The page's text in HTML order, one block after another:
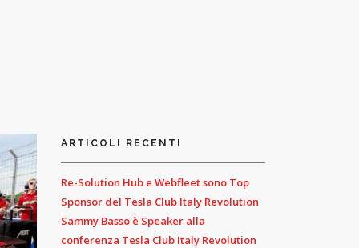
ARTICOLI RECENTI
Re-Solution Hub e Webfleet sono Top
Sponsor del Tesla Club Italy Revolution
Sammy Basso è Speaker alla
conferenza Tesla Club Italy Revolution